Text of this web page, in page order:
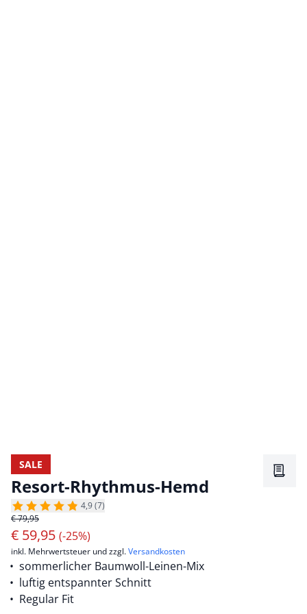
SALE
Resort-Rhythmus-Hemd
4,9 (7)
€ 79,95
€ 59,95 (-25%)
inkl. Mehrwertsteuer und zzgl.Versandkosten
sommerlicher Baumwoll-Leinen-Mix
luftig entspannter Schnitt
Regular Fit